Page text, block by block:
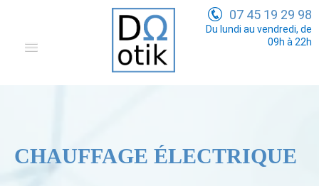
07 45 19 29 98
Du lundi au vendredi, de
09h à 22h
CHAUFFAGE ÉLECTRIQUE